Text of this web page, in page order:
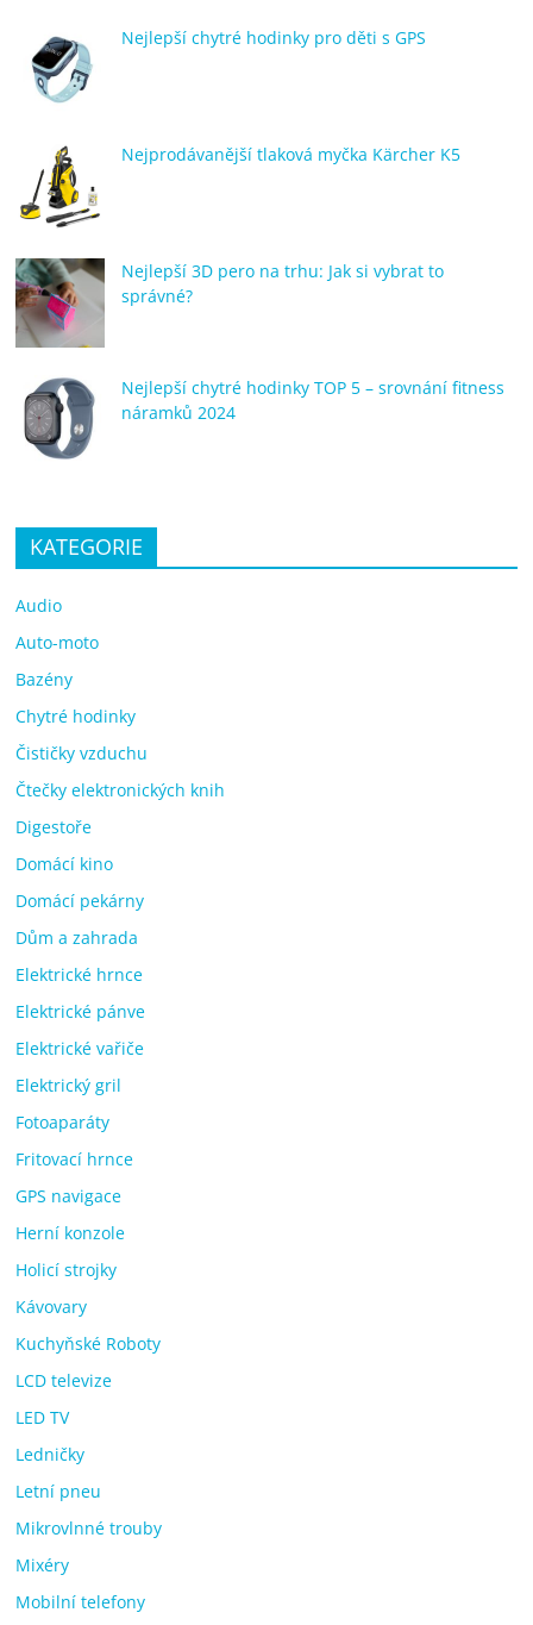
Nejlepší chytré hodinky pro děti s GPS
Nejprodávanější tlaková myčka Kärcher K5
Nejlepší 3D pero na trhu: Jak si vybrat to
správné?
Nejlepší chytré hodinky TOP 5 – srovnání fitness
náramků 2024
KATEGORIE
Audio
Auto-moto
Bazény
Chytré hodinky
Čističky vzduchu
Čtečky elektronických knih
Digestoře
Domácí kino
Domácí pekárny
Dům a zahrada
Elektrické hrnce
Elektrické pánve
Elektrické vařiče
Elektrický gril
Fotoaparáty
Fritovací hrnce
GPS navigace
Herní konzole
Holicí strojky
Kávovary
Kuchyňské Roboty
LCD televize
LED TV
Ledničky
Letní pneu
Mikrovlnné trouby
Mixéry
Mobilní telefony